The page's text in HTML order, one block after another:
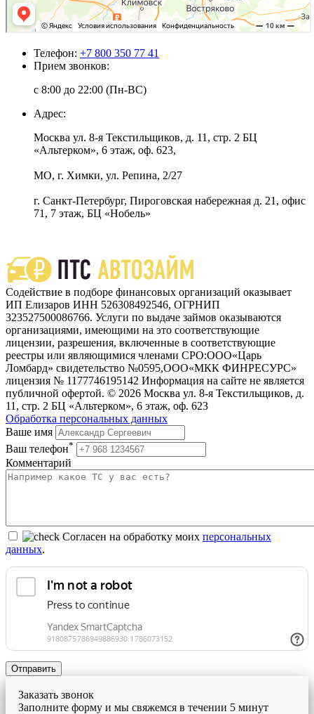
Телефон: +7 800 350 77 41
Прием звонков:
с 8:00 до 22:00 (Пн-ВС)
Адрес:
Москва ул. 8-я Текстильщиков, д. 11, стр. 2 БЦ
«Альтерком», 6 этаж, оф. 623,
МО, г. Химки, ул. Репина, 2/27
г. Санкт-Петербург, Пироговская набережная д. 21, офис
71, 7 этаж, БЦ «Нобель»
Содействие в подборе финансовых организаций оказывает
ИП Елизаров ИНН 526308492546, ОГРНИП
323527500086766. Услуги по выдаче займов оказываются
организациями, имеющими на это соответствующие
лицензии, разрешения, включенные в соответствующие
реестры или являющимися членами СРО:ООО«Царь
Ломбард» свидетельство №0595,ООО«МКК ФИНРЕСУРС»
лицензия № 1177746195142 Информация на сайте не является
публичной офертой. © 2026 Москва ул. 8-я Текстильщиков, д.
11, стр. 2 БЦ «Альтерком», 6 этаж, оф. 623
Обработка персональных данных
Ваше имя
Ваш телефон*
Комментарий
Согласен на обработку моих персональных
данных.
Отправить
Заказать звонок
Заполните форму и мы свяжемся в течении 5 минут